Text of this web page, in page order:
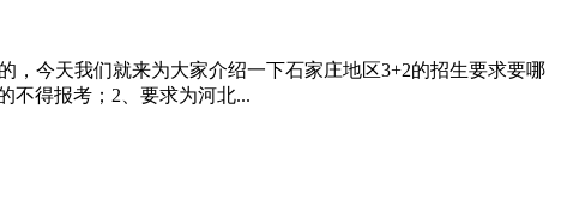
，今天我们就来为大家介绍一下石家庄地区3+2的招生要求要哪
不得报考；2、要求为河北...